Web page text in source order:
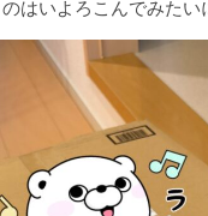
はいよろこんでみたい